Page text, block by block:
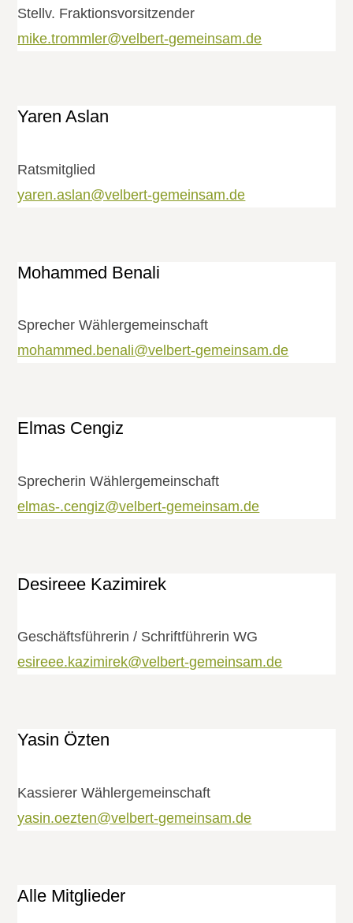
Stellv. Fraktions­vorsitzender
mike.trommler@velbert-gemeinsam.de
Yaren Aslan
Ratsmitglied
yaren.aslan@velbert-gemeinsam.de
Mohammed Benali
Sprecher Wählergemeinschaft
mohammed.benali@velbert-gemeinsam.de
Elmas Cengiz
Sprecherin Wählergemeinschaft
elmas-.cengiz@velbert-gemeinsam.de
Desireee Kazimirek
Geschäftsführerin / Schriftführerin WG
esireee.kazimirek@velbert-gemeinsam.de
Yasin Özten
Kassierer Wählergemeinschaft
yasin.oezten@velbert-gemeinsam.de
Alle Mitglieder